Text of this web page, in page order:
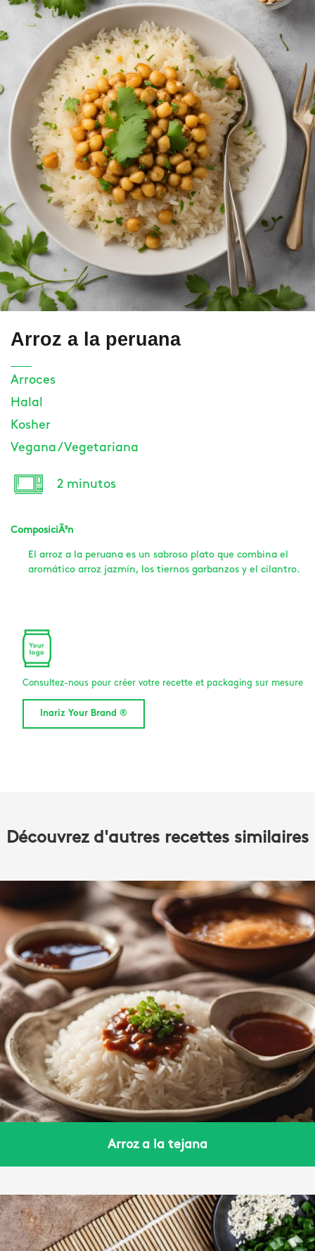
Arroz a la peruana
Arroces
Halal
Kosher
Vegana / Vegetariana
2 minutos
ComposiciÃ³n
El arroz a la peruana es un sabroso plato que combina el
aromático arroz jazmín, los tiernos garbanzos y el cilantro.
Consultez-nous pour créer votre recette et packaging sur mesure
Inariz Your Brand ®
Découvrez d'autres recettes similaires
Arroz a la tejana